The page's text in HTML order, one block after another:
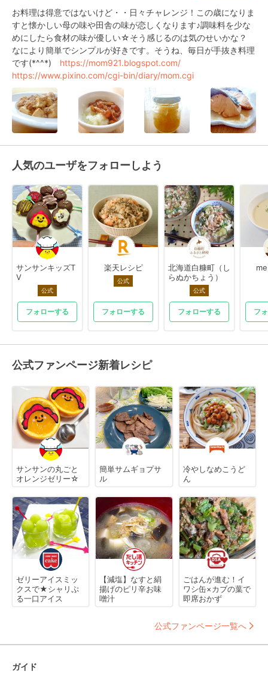
お料理は得意ではないけど・・日々チャレンジ！この歳になりま
すと懐かしい母の味や田舎の味が恋しくなります♪調味料を少な
めにしたら食材の味が優しい☆そう感じるのは気のせいかな？
なにより簡単でシンプルが好きです。そうね、毎日が手抜き料理
です(*^^*) https://mom921.blogspot.com/
https://www.pixino.com/cgi-bin/diary/mom.cgi
人気のユーザをフォローしよう
サンサンキッズT
V
公式
フォローする
楽天レシピ
公式
フォローする
北海道白糠町（し
らぬかちょう）
公式
フォローする フ
公式ファンページ新着レシピ
サンサンの丸ごと
オレンジゼリー☆
簡単サムギョプサ
ル
冷やしなめこうど
ん
ゼリーアイスミッ
クスで★シャリぷ
る一口アイス
【減塩】なすと絹
揚げのピリ辛お味
噌汁
ごはんが進む！イ
ワシ缶×カブの葉で
即席おかず
公式ファンページ一覧へ
ガイド